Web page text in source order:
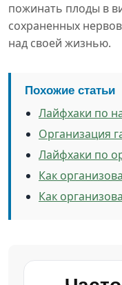
пожинать плоды в
сохраненных
над своей жизнью.
Похожие статьи
Лайфхаки по
Организация
Лайфхаки по
Как
Как